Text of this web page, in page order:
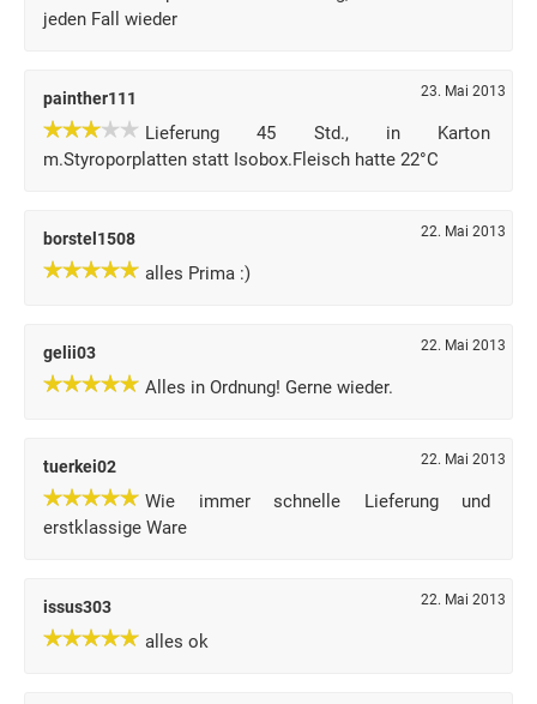
jeden Fall wieder
painther111 23. Mai 2013
Lieferung 45 Std., in Karton
m.Styroporplatten statt Isobox.Fleisch hatte 22°C
borstel1508 22. Mai 2013
alles Prima :)
gelii03 22. Mai 2013
Alles in Ordnung! Gerne wieder.
tuerkei02 22. Mai 2013
Wie immer schnelle Lieferung und
erstklassige Ware
issus303 22. Mai 2013
alles ok